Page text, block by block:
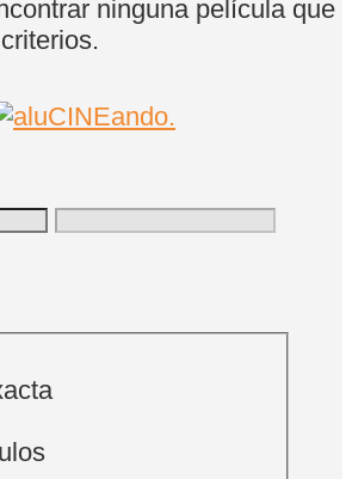
ninguna película que